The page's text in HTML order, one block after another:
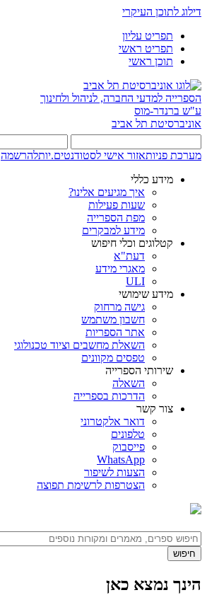
דילוג לתוכן העיקרי
תפריט עליון
תפריט ראשי
תוכן ראשי
הספרייה למדעי החברה, לניהול ולחינוך
ע"ש ברנדר-מוס
אוניברסיטת תל אביב
מערכת פניותאזור אישי לסטודנטים.יותלהרשמה
מידע כללי
איך מגיעים אלינו?
שעות פעילות
מפת הספרייה
מידע למבקרים
קטלוגים וכלי חיפוש
דעת"א
מאגרי מידע
ULI
מידע שימושי
גישה מרחוק
חשבון משתמש
אתר הספריות
השאלת מחשבים וציוד טכנולוגי
טפסים מקוונים
שירותי הספרייה
השאלה
הדרכות בספרייה
צור קשר
דואר אלקטרוני
טלפונים
פייסבוק
WhatsApp
הצעות לשיפור
הצטרפות לרשימת תפוצה
הינך נמצא כאן